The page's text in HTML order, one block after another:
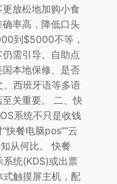
放松地加购小食
率高，降低口头
到$5000不等，
需引导。自助点
本地保修、是否
西班牙语等多语
关重要。 二、快
系统不只是收钱
快餐电脑pos”“云
从何比。 快餐
系统(KDS)或出票
触摸屏主机，配